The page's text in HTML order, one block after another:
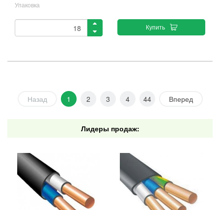
Упаковка
Купить
Назад 1 2 3 4 44 Вперед
Лидеры продаж: